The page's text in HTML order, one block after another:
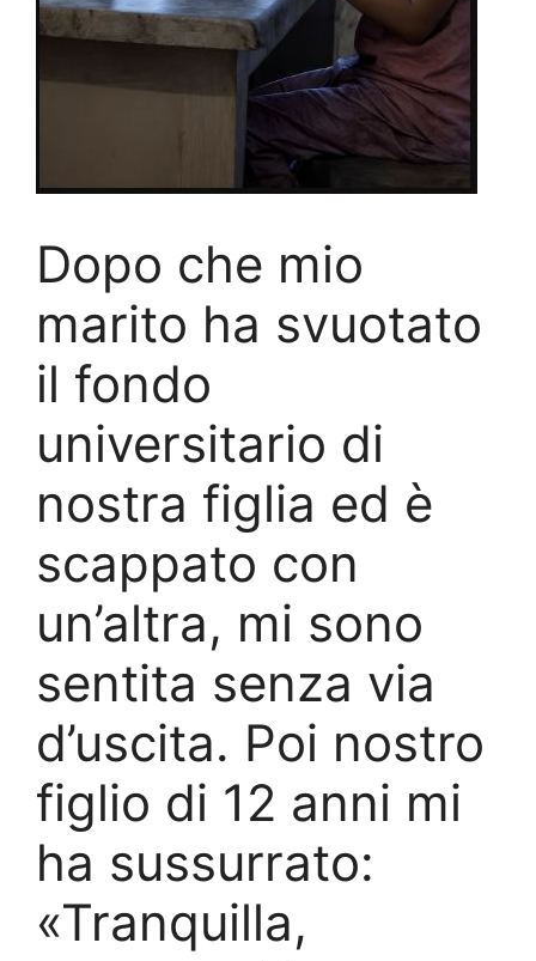
Dopo che mio
marito ha svuotato
il fondo
universitario di
nostra figlia ed è
scappato con
un’altra, mi sono
sentita senza via
d’uscita. Poi nostro
figlio di 12 anni mi
ha sussurrato:
«Tranquilla,